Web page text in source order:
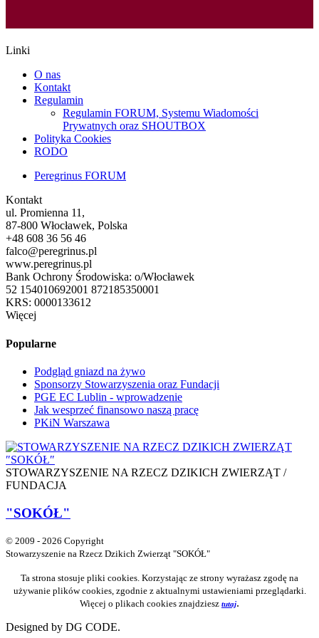
Linki
O nas
Kontakt
Regulamin
Regulamin FORUM, Systemu Wiadomości
Prywatnych oraz SHOUTBOX
Polityka Cookies
RODO
Peregrinus FORUM
Kontakt
ul. Promienna 11,
87-800 Włocławek, Polska
+48 608 36 56 46
falco@peregrinus.pl
www.peregrinus.pl
Bank Ochrony Środowiska: o/Włocławek
52 154010692001 872185350001
KRS: 0000133612
Więcej
Popularne
Podgląd gniazd na żywo
Sponsorzy Stowarzyszenia oraz Fundacji
PGE EC Lublin - wprowadzenie
Jak wesprzeć finansowo naszą pracę
PKiN Warszawa
STOWARZYSZENIE NA RZECZ DZIKICH ZWIERZĄT /
FUNDACJA
"SOKÓŁ"
© 2009 - 2026 Copyright
Stowarzyszenie na Rzecz Dzikich Zwierząt "SOKÓŁ"
Ta strona stosuje pliki cookies. Korzystając ze strony wyrażasz zgodę na
używanie plików cookies, zgodnie z aktualnymi ustawieniami przeglądarki.
Więcej o plikach cookies znajdziesz tutaj.
Designed by DG CODE.